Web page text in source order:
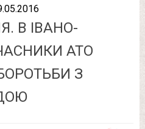
В ІВАНО-
АТО
З